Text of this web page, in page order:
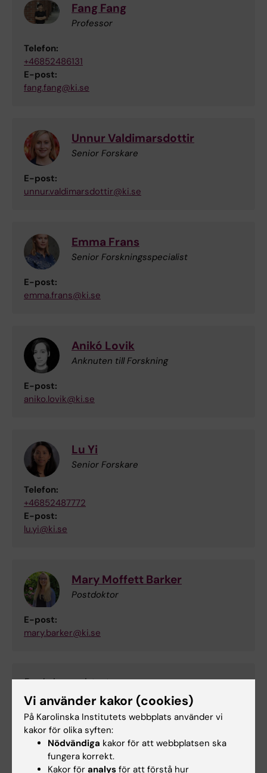
Fang Fang
Professor
Telefon:
+46852486131
E-post:
fang.fang@ki.se
Unnur Valdimarsdottir
Senior Forskare
E-post:
unnur.valdimarsdottir@ki.se
Emma Frans
Senior Forskningsspecialist
E-post:
emma.frans@ki.se
Anikó Lovik
Anknuten till Forskning
E-post:
aniko.lovik@ki.se
Lu Yi
Senior Forskare
Telefon:
+46852487772
E-post:
lu.yi@ki.se
Mary Moffett Barker
Postdoktor
E-post:
mary.barker@ki.se
Forskningsassistent
Shiyu Li
Doktorand
Vi använder kakor (cookies)
På Karolinska Institutets webbplats använder vi
kakor för olika syften:
Nödvändiga kakor för att webbplatsen ska
fungera korrekt.
Kakor för analys för att förstå hur